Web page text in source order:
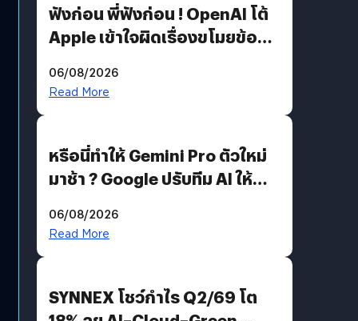
ฟังก่อน พี่ฟังก่อน ! OpenAI โต้
Apple เข้าใจผิดเรื่องขโมยข้อมูล
06/08/2026
Read More
หรือนี่ทำให้ Gemini Pro ตัวใหม่
มาช้า ? Google ปรับทีม AI ให้
AGI
06/08/2026
Read More
SYNNEX โชว์กำไร Q2/69 โต